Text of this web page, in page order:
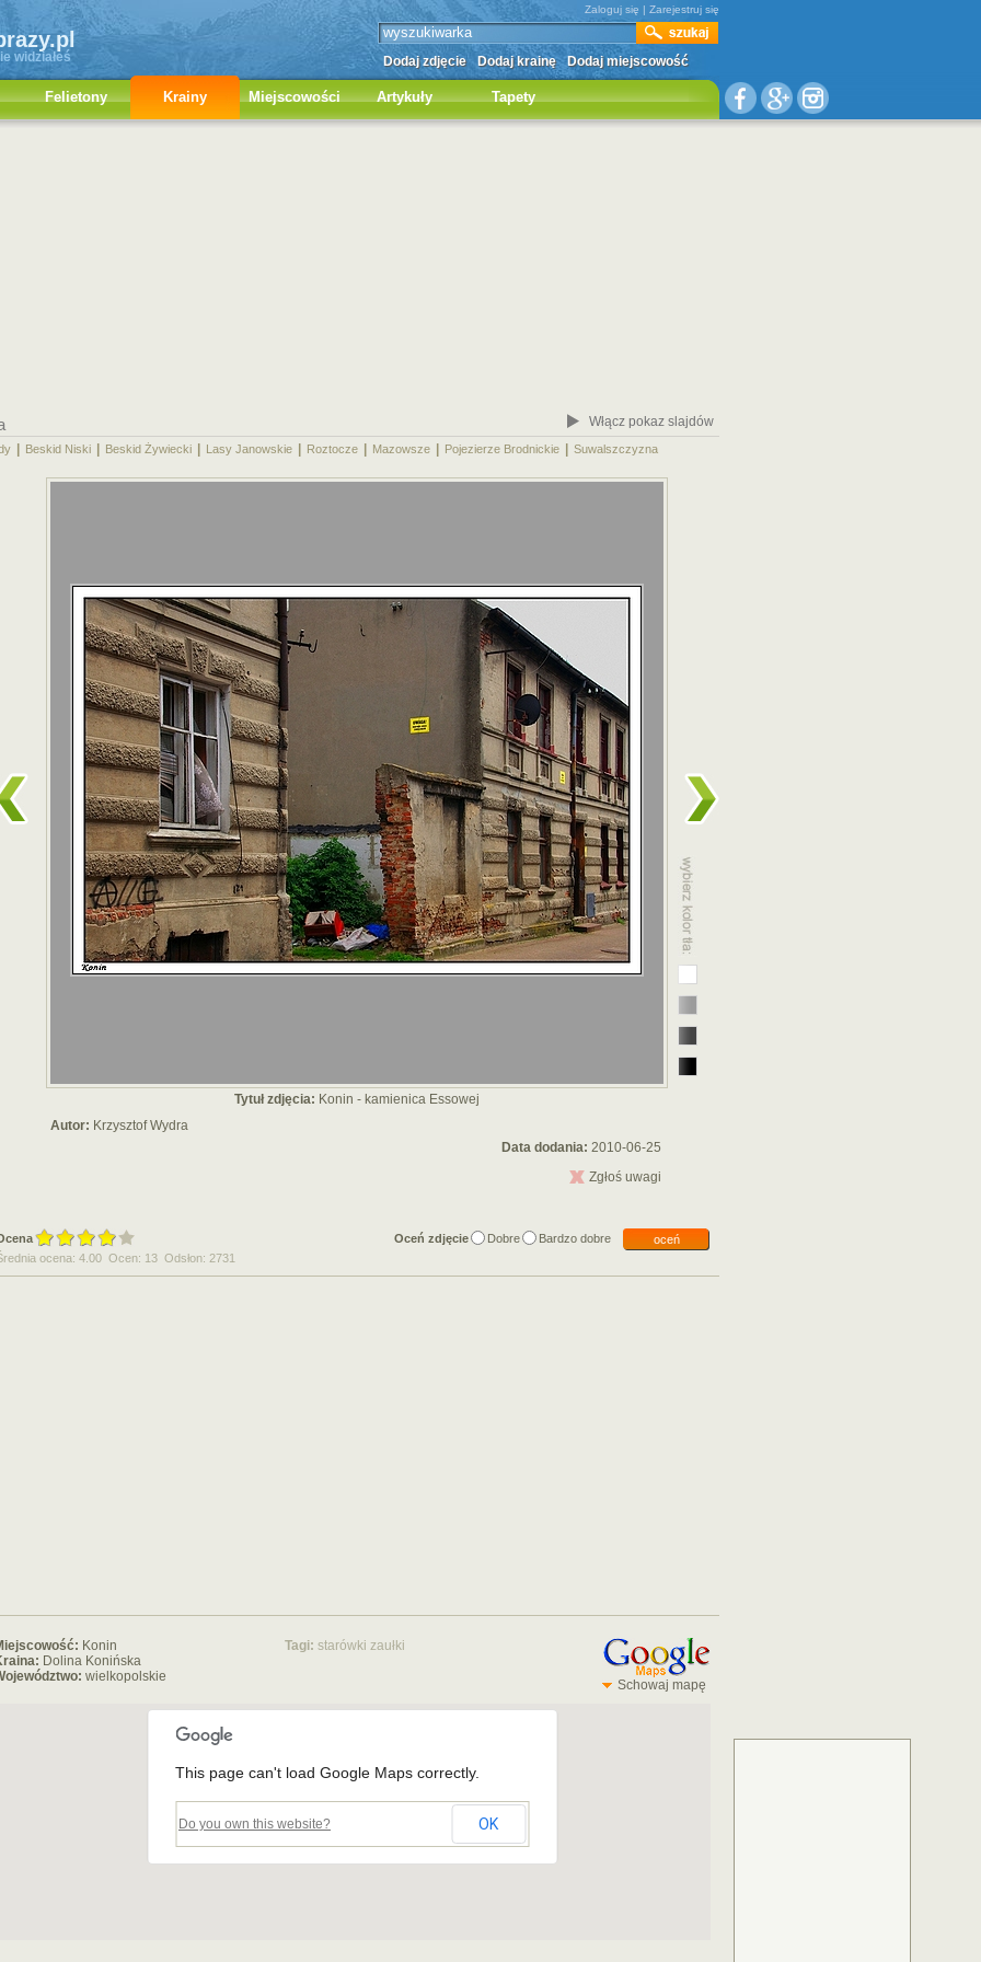
widziałeś
Zaloguj się | Zarejestruj się
Dodaj zdjęcie Dodaj krainę Dodaj miejscowość
Felietony Krainy Miejscowości Artykuły Tapety
Włącz pokaz slajdów
Beskid Niski Beskid Żywiecki Lasy Janowskie Roztocze Mazowsze Pojezierze Brodnickie Suwalszczyzna
Tytuł zdjęcia: Konin - kamienica Essowej
Autor: Krzysztof Wydra
Data dodania: 2010-06-25
Zgłoś uwagi
Oceń zdjęcie Dobre Bardzo dobre
oceń
ocena: 4.00 Ocen: 13 Odsłon: 2731
Konin
Dolina Konińska
wielkopolskie
Tagi: starówki zaułki
Schowaj mapę
This page can't load Google Maps correctly.
Do you own this website? OK